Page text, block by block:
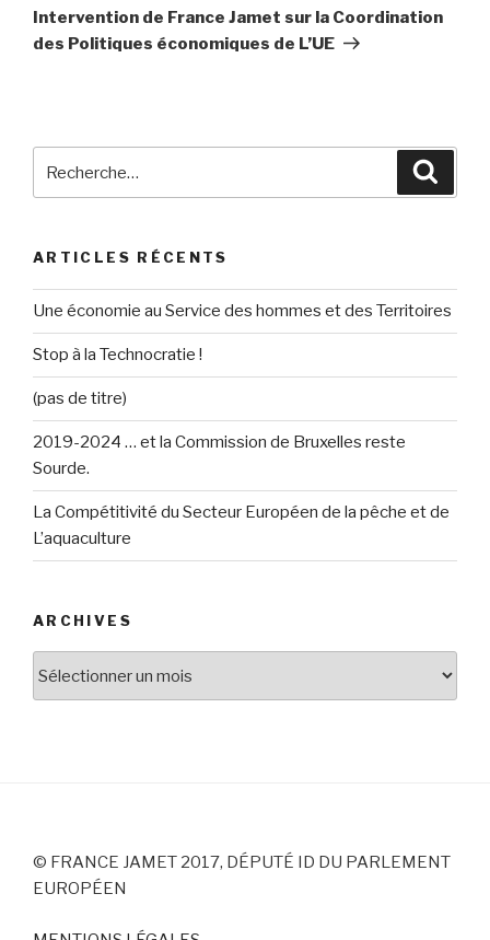
suivant
Intervention de France Jamet sur la Coordination
des Politiques économiques de L’UE
ARTICLES RÉCENTS
Une économie au Service des hommes et des Territoires
Stop à la Technocratie !
(pas de titre)
2019-2024 … et la Commission de Bruxelles reste
Sourde.
La Compétitivité du Secteur Européen de la pêche et de
L’aquaculture
ARCHIVES
© FRANCE JAMET 2017, DÉPUTÉ ID DU PARLEMENT
EUROPÉEN